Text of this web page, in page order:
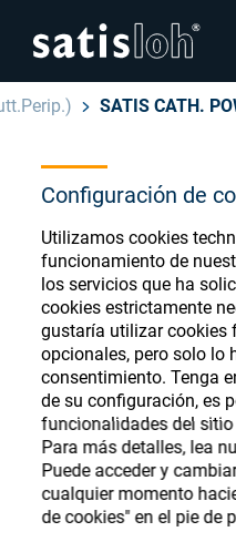
Configuración de
Utilizamos cookies
funcionamiento de
los servicios que ha
cookies estrictamente
gustaría utilizar cookies
opcionales, pero solo lo
consentimiento. Tenga
de su configuración, es
funcionalidades del
Para más detalles, lea
Puede acceder y
cualquier momento
de cookies" en el pie de
Español
Oftálmica
Óptica de Precisión
Quiénes Somos
Carrera
Store
hide page
English
Deutsch
汉语
Français
SATIS CATH.
Store
Register or Sign-in
and explore our
Register